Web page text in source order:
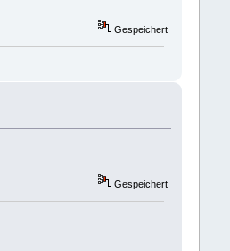
Gespeichert
Gespeichert